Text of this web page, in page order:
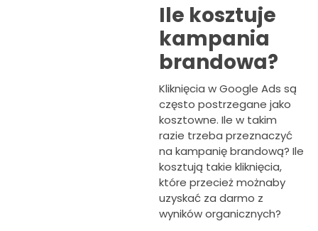
Ile kosztuje
kampania
brandowa?
Kliknięcia w Google Ads są
często postrzegane jako
kosztowne. Ile w takim
razie trzeba przeznaczyć
na kampanię brandową? Ile
kosztują takie kliknięcia,
które przecież możnaby
uzyskać za darmo z
wyników organicznych?